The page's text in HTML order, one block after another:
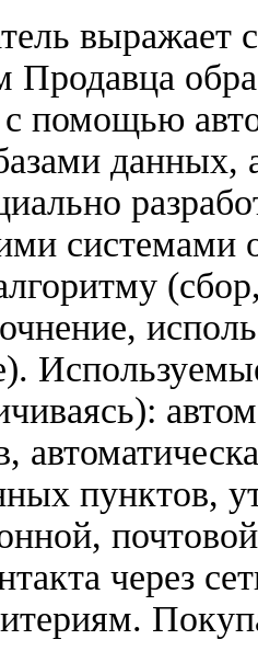
выражает
Продавца
помощью
системами
пунктов,
через